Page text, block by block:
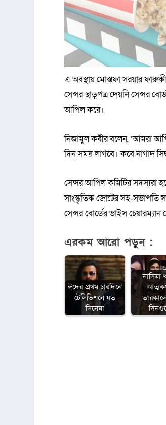
এ অবস্থায় মোস্তফা সরয়ার
সেন্সর ছাড়পত্র দেয়নি সেন্সর
আপিল করে।
নিজামুল কবীর বলেন, ‘আমরা
দিন সময় লাগবে। কবে নাগাদ
সেন্সর আপিল কমিটির সদস্যরা
সাংস্কৃতিক জোটের সহ-সভাপতি
সেন্সর বোর্ডের ভাইস
এরকম আরো পড়ুন :
ঈদের প্রথম চারদিনে
টেলিভিশনে যত
সিনেমা
নাসিমা